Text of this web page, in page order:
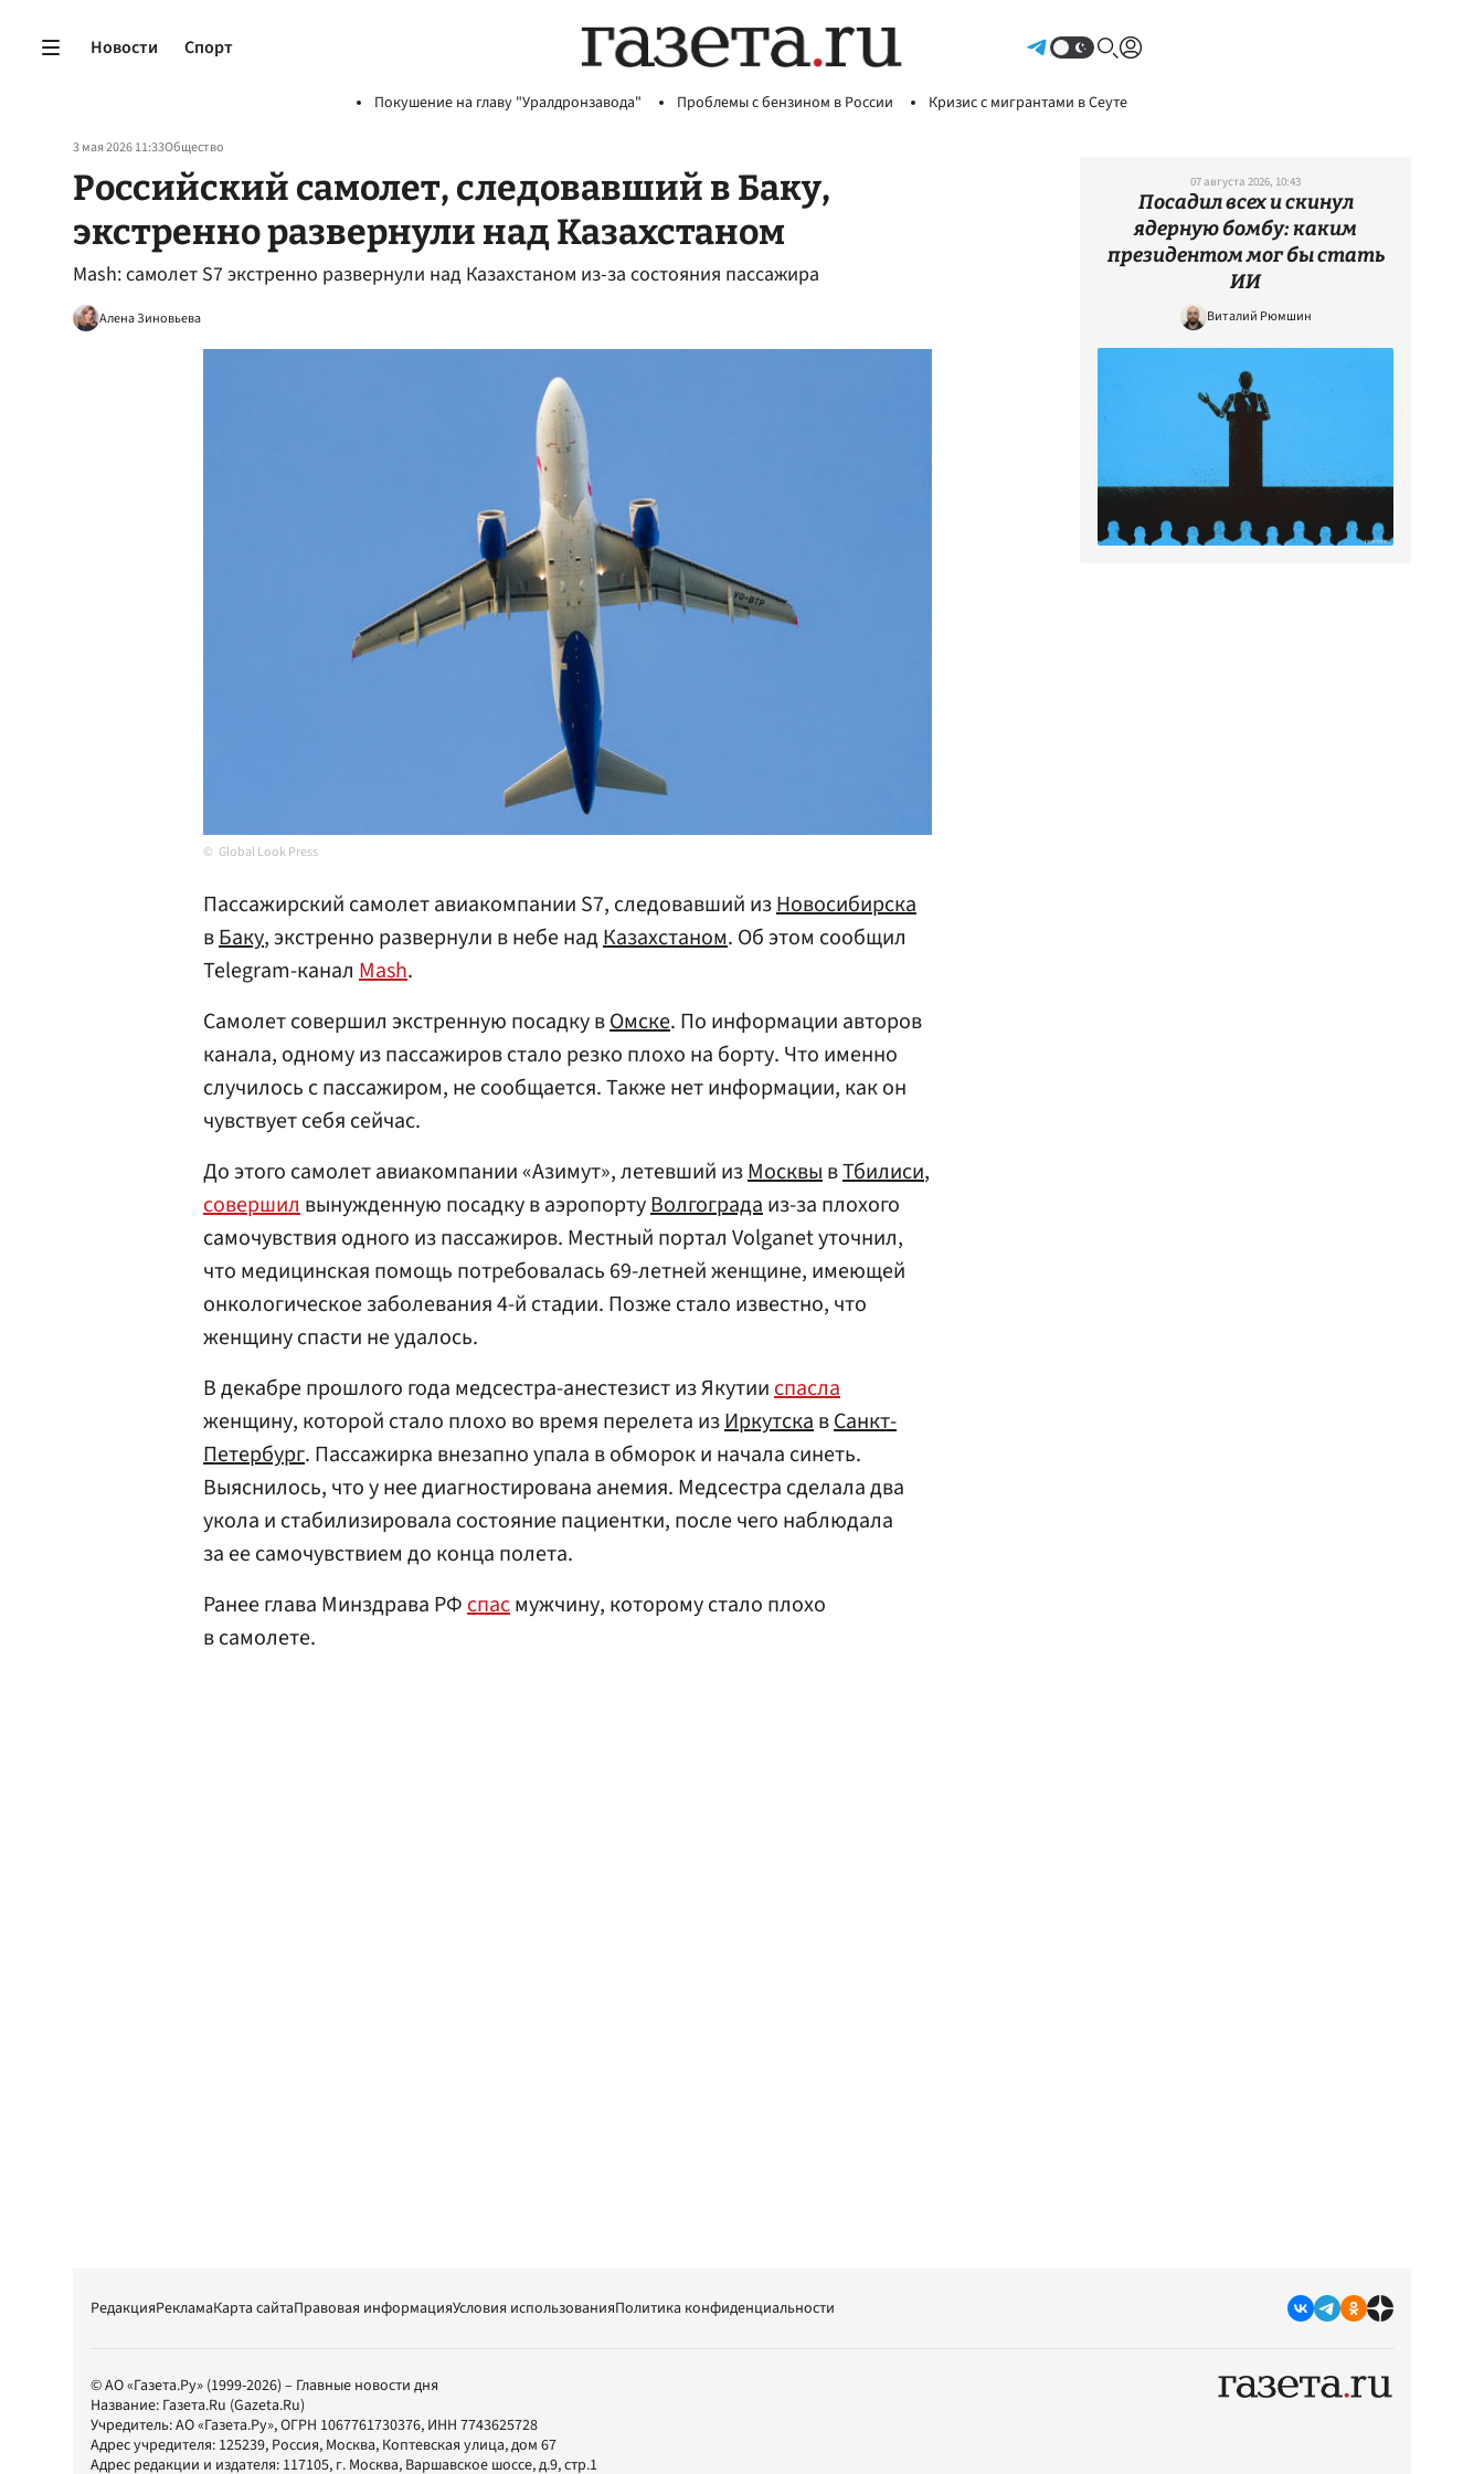
Новости Спорт
Покушение на главу "Уралдронзавода" Проблемы с бензином в России Кризис с мигрантами в Сеуте
3 мая 2026 11:33Общество
Российский самолет, следовавший в Баку,
экстренно развернули над Казахстаном
Mash: самолет S7 экстренно развернули над Казахстаном из-за состояния пассажира
Алена Зиновьева
Global Look Press
Пассажирский самолет авиакомпании S7, следовавший изНовосибирска
вБаку, экстренно развернули в небе надКазахстаном. Об этом сообщил
Telegram-канал Mash.
Самолет совершил экстренную посадку вОмске. По информации авторов
канала, одному из пассажиров стало резко плохо на борту. Что именно
случилось с пассажиром, не сообщается. Также нет информации, как он
чувствует себя сейчас.
До этого самолет авиакомпании «Азимут», летевший изМосквывТбилиси,
совершилвынужденную посадку в аэропортуВолгоградаиз-за плохого
самочувствия одного из пассажиров. Местный портал Volganet уточнил,
что медицинская помощь потребовалась 69-летней женщине, имеющей
онкологическое заболевания 4-й стадии. Позже стало известно, что
женщину спасти не удалось.
В декабре прошлого года медсестра-анестезист из Якутииспасла
женщину, которой стало плохо во время перелета изИркутскавСанкт-
Петербург. Пассажирка внезапно упала в обморок и начала синеть.
Выяснилось, что у нее диагностирована анемия. Медсестра сделала два
укола и стабилизировала состояние пациентки, после чего наблюдала
за ее самочувствием до конца полета.
Ранее глава Минздрава РФспасмужчину, которому стало плохо
в самолете.
07 августа 2026, 10:43
Посадил всех и скинул
ядерную бомбу: каким
президентом мог бы стать
ИИ
Виталий Рюмшин
РедакцияРекламаКарта сайтаПравовая информацияУсловия использованияПолитика конфиденциальности
© АО «Газета.Ру» (1999-2026) – Главные новости дня
Название: Газета.Ru (Gazeta.Ru)
Учредитель:АО «Газета.Ру», ОГРН 1067761730376, ИНН 7743625728
Адрес учредителя: 125239, Россия, Москва, Коптевская улица, дом 67
Адрес редакции и издателя: 117105, г. Москва, Варшавское шоссе, д.9, стр.1